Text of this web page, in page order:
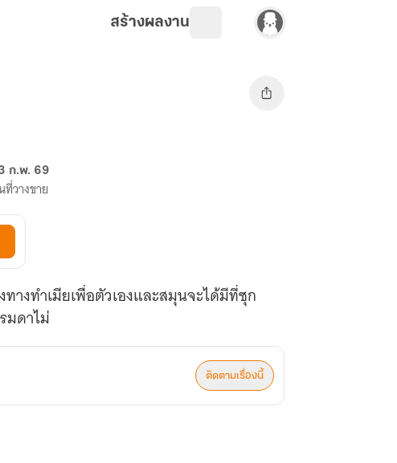
สร้างผลงาน
ก.พ. 69
ที่วางขาย
างทำเมียเพื่อตัวเองและสมุนจะได้มีที่ซุก
มดาไม่
ติดตามเรื่องนี้